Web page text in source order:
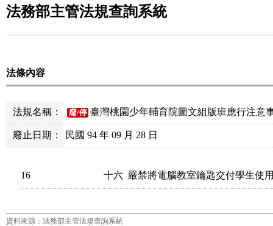
法務部主管法規查詢系統
法條內容
法規名稱： 廢/停 臺灣桃園少年輔育院圖文組版班應行注意
廢止日期： 民國 94 年 09 月 28 日
16
資料來源：法務部主管法規查詢系統